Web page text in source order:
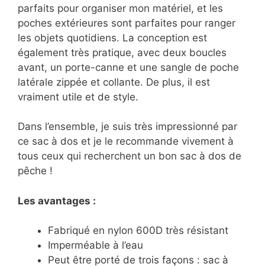
parfaits pour organiser mon matériel, et les
poches extérieures sont parfaites pour ranger
les objets quotidiens. La conception est
également très pratique, avec deux boucles
avant, un porte-canne et une sangle de poche
latérale zippée et collante. De plus, il est
vraiment utile et de style.
Dans l’ensemble, je suis très impressionné par
ce sac à dos et je le recommande vivement à
tous ceux qui recherchent un bon sac à dos de
pêche !
Les avantages :
Fabriqué en nylon 600D très résistant
Imperméable à l’eau
Peut être porté de trois façons : sac à